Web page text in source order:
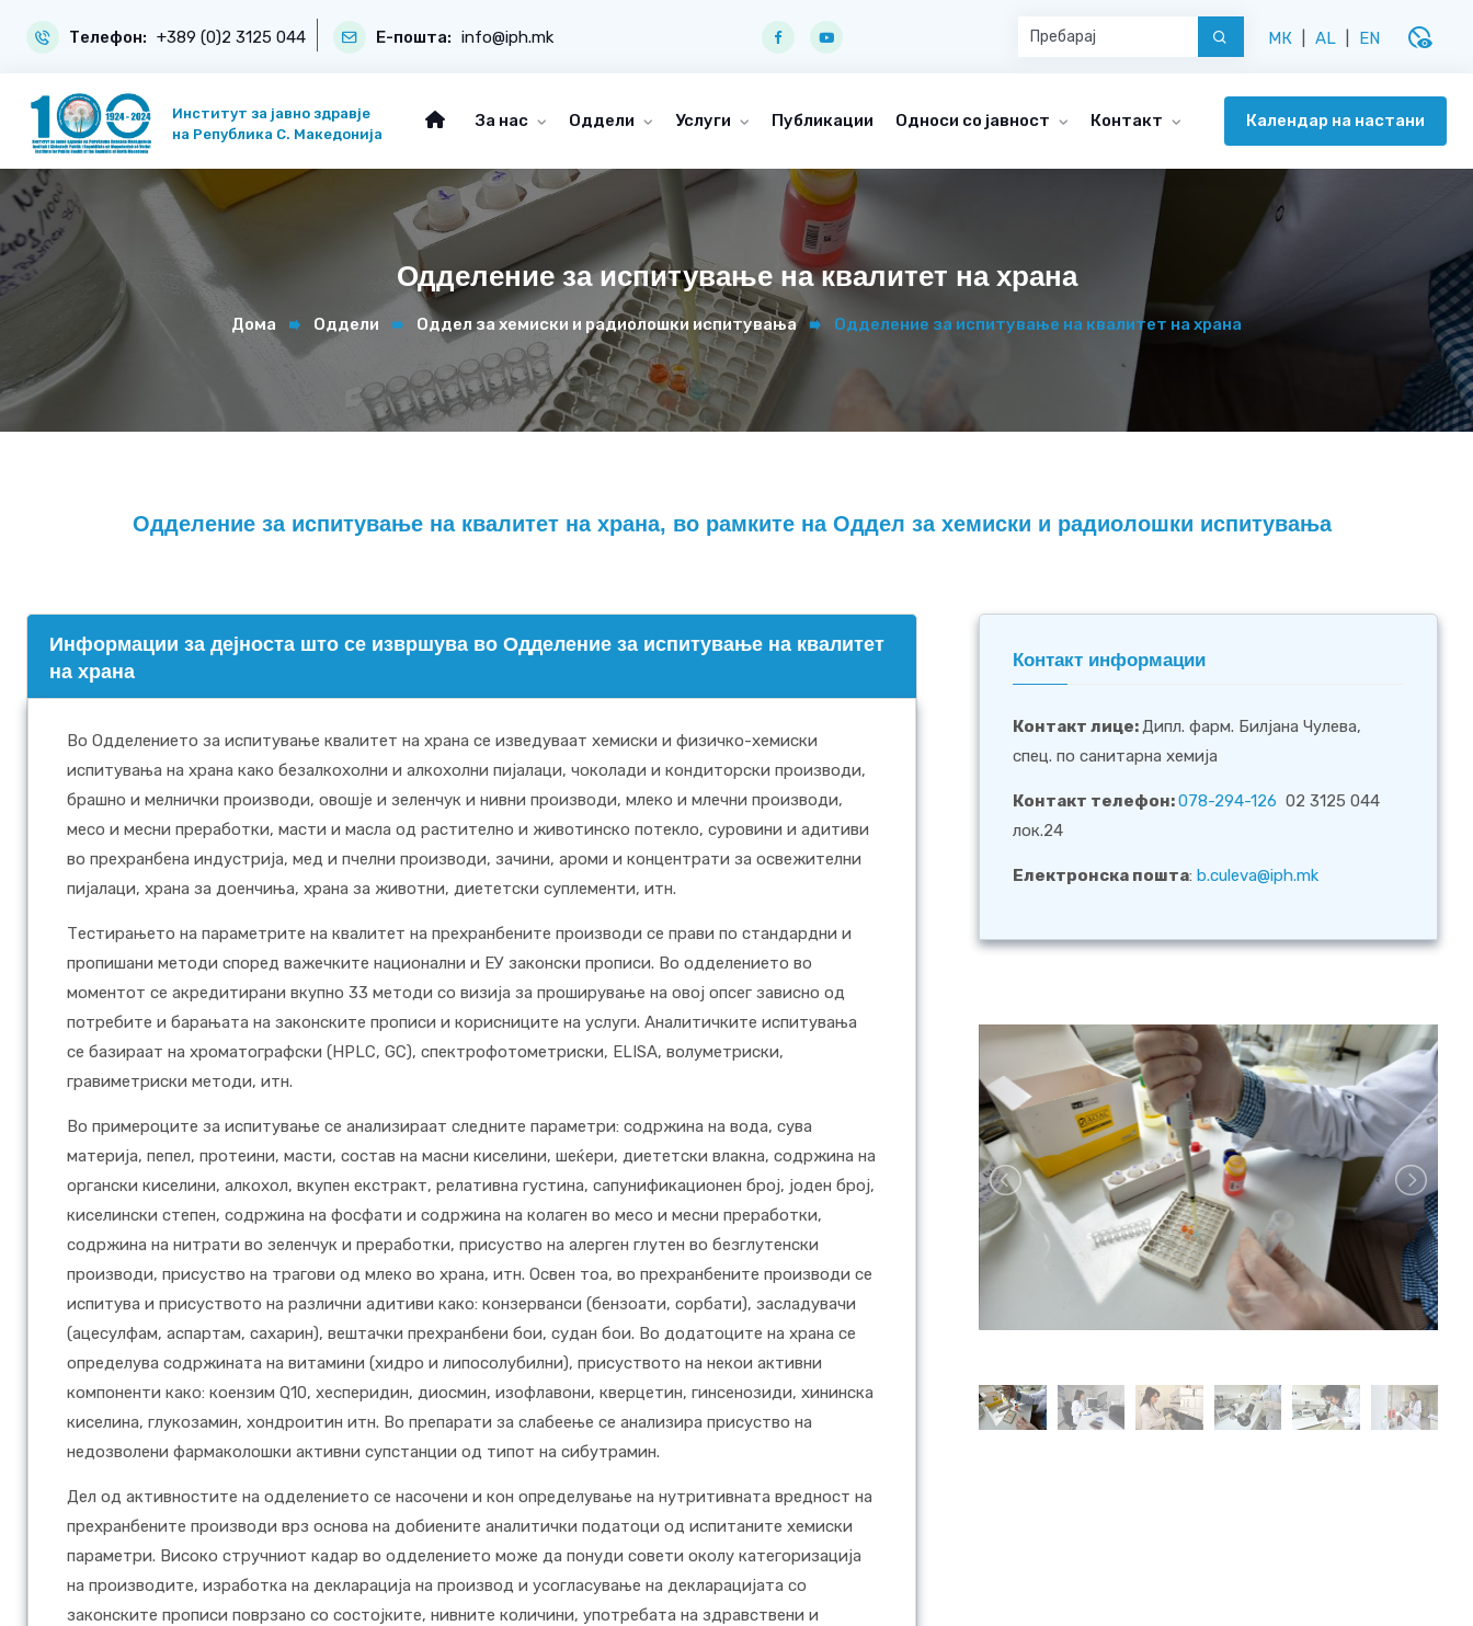
Телефон: +389 (0)2 3125 044 Е-пошта: info@iph.mk МК AL EN disabled_visible
Институт за јавно здравје
на Република С. Македонија
За нас Оддели Услуги Публикации Односи со јавност Контакт Календар на настани
Одделение за испитување на квалитет на храна
Дома Оддели Оддел за хемиски и радиолошки испитувања Одделение за испитување на квалитет на храна
Одделение за испитување на квалитет на храна, во рамките на Оддел за хемиски и радиолошки испитувања
Информации за дејноста што се извршува во Одделение за испитување на квалитет
на храна
Во Одделението за испитување квалитет на храна се изведуваат хемиски и физичко-хемиски
испитувања на храна како безалкохолни и алкохолни пијалаци, чоколади и кондиторски производи,
брашно и мелнички производи, овошје и зеленчук и нивни производи, млеко и млечни производи,
месо и месни преработки, масти и масла од растително и животинско потекло, суровини и адитиви
во прехранбена индустрија, мед и пчелни производи, зачини, ароми и концентрати за освежителни
пијалаци, храна за доенчиња, храна за животни, диететски суплементи, итн.
Тестирањето на параметрите на квалитет на прехранбените производи се прави по стандардни и
пропишани методи според важечките национални и ЕУ законски прописи. Во одделението во
моментот се акредитирани вкупно 33 методи со визија за проширување на овој опсег зависно од
потребите и барањата на законските прописи и корисниците на услуги. Аналитичките испитувања
се базираат на хроматографски (HPLC, GC), спектрофотометриски, ELISA, волуметриски,
гравиметриски методи, итн.
Во примероците за испитување се анализираат следните параметри: содржина на вода, сува
материја, пепел, протеини, масти, состав на масни киселини, шеќери, диететски влакна, содржина на
органски киселини, алкохол, вкупен екстракт, релативна густина, сапунификационен број, јоден број,
киселински степен, содржина на фосфати и содржина на колаген во месо и месни преработки,
содржина на нитрати во зеленчук и преработки, присуство на алерген глутен во безглутенски
производи, присуство на трагови од млеко во храна, итн. Освен тоа, во прехранбените производи се
испитува и присуството на различни адитиви како: конзерванси (бензоати, сорбати), засладувачи
(ацесулфам, аспартам, сахарин), вештачки прехранбени бои, судан бои. Во додатоците на храна се
определува содржината на витамини (хидро и липосолубилни), присуството на некои активни
компоненти како: коензим Q10, хесперидин, диосмин, изофлавони, кверцетин, гинсенозиди, хининска
киселина, глукозамин, хондроитин итн. Во препарати за слабеење се анализира присуство на
недозволени фармаколошки активни супстанции од типот на сибутрамин.
Дел од активностите на одделението се насочени и кон определување на нутритивната вредност на
прехранбените производи врз основа на добиените аналитички податоци од испитаните хемиски
параметри. Високо стручниот кадар во одделението може да понуди совети околу категоризација
на производите, изработка на декларација на производ и усогласување на декларацијата со
законските прописи поврзано со состојките, нивните количини, употребата на здравствени и
Контакт информации
Контакт лице: Дипл. фарм. Билјана Чулева,
спец. по санитарна хемија
Контакт телефон:078-294-126 02 3125 044
лок.24
Електронска пошта:b.culeva@iph.mk